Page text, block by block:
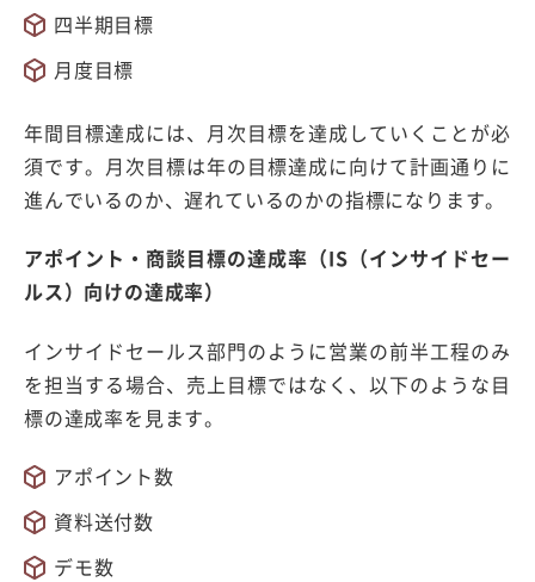
四半期目標
月度目標
年間目標達成には、月次目標を達成していくことが必
須です。月次目標は年の目標達成に向けて計画通りに
進んでいるのか、遅れているのかの指標になります。
アポイント・商談目標の達成率（IS（インサイドセー
ルス）向けの達成率）
インサイドセールス部門のように営業の前半工程のみ
を担当する場合、売上目標ではなく、以下のような目
標の達成率を見ます。
アポイント数
資料送付数
デモ数